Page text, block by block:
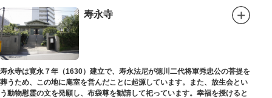
寿永寺
寿永寺は寛永７年（1630）建立で、寿永法尼が徳川二代将軍秀忠公の菩提を
葬うため、この地に庵室を営んだことに起源しています。また、放生会とい
う動物慰霊の文を発願し、布袋尊を勧請して祀っています。幸福を授けると